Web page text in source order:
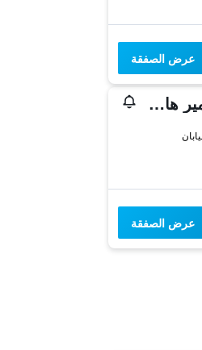
عرض الصفقة
هوتل ماي ستايز بريمير هاماماتسوشو
عرض الصفقة